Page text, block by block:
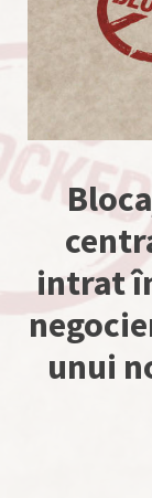
intrat
unui